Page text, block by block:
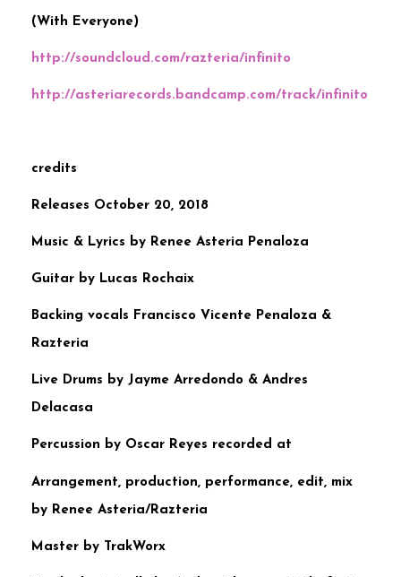
(With Everyone)
http://soundcloud.com/razteria/infinito
http://asteriarecords.bandcamp.com/track/infinito
credits
Releases October 20, 2018
Music & Lyrics by Renee Asteria Penaloza
Guitar by Lucas Rochaix
Backing vocals Francisco Vicente Penaloza &
Razteria
Live Drums by Jayme Arredondo & Andres
Delacasa
Percussion by Oscar Reyes recorded at
Arrangement, production, performance, edit, mix
by Renee Asteria/Razteria
Master by TrakWorx